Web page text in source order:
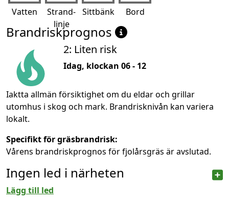
Vatten
Strand-
linje
Sittbänk Bord
Brandriskprognos
2: Liten risk
Idag, klockan 06 - 12
Iaktta allmän försiktighet om du eldar och grillar
utomhus i skog och mark. Brandrisknivån kan variera
lokalt.
Specifikt för gräsbrandrisk:
Vårens brandriskprognos för fjolårsgräs är avslutad.
Ingen led i närheten
Lägg till led